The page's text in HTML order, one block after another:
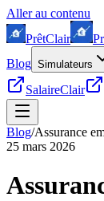
Aller au contenu
PrêtClair
Blog Simulateurs
SalaireClair
Blog/Assurance
25 mars 2026